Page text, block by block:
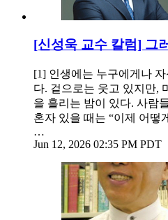
[신성욱 교수 칼럼] 그
[1] 인생에는 누구에게나
다. 겉으로는 웃고 있지만,
을 흘리는 밤이 있다. 사람
혼자 있을 때는 “이제 어떻
…
Jun 12, 2026 02:35 PM PDT